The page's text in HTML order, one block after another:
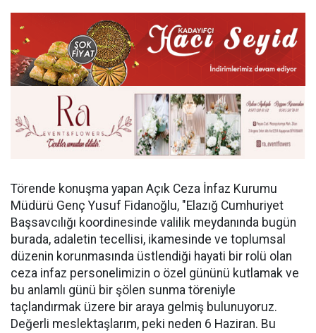
Törende konuşma yapan Açık Ceza İnfaz Kurumu
Müdürü Genç Yusuf Fidanoğlu, "Elazığ Cumhuriyet
Başsavcılığı koordinesinde valilik meydanında bugün
burada, adaletin tecellisi, ikamesinde ve toplumsal
düzenin korunmasında üstlendiği hayati bir rolü olan
ceza infaz personelimizin o özel gününü kutlamak ve
bu anlamlı günü bir şölen sunma töreniyle
taçlandırmak üzere bir araya gelmiş bulunuyoruz.
Değerli meslektaşlarım, peki neden 6 Haziran. Bu